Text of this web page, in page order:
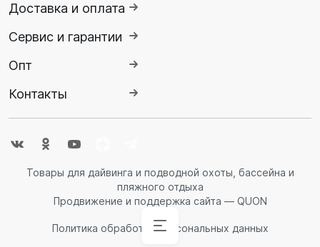
Аксессуары Ножи,
Аксессуары Ласты
Спасательные
Аксессуары Очки
ГидрокостюмыОбувь
ГидрокостюмыСнаряжение
ГермопродукцияКомбинезоны
Доставка и оплата
Сервис и гарантии
Опт
Контакты
Товары для дайвинга и подводной охоты, бассейна и
пляжного отдыха
Продвижение и поддержка сайта — QUON
Политика обработки персональных данных